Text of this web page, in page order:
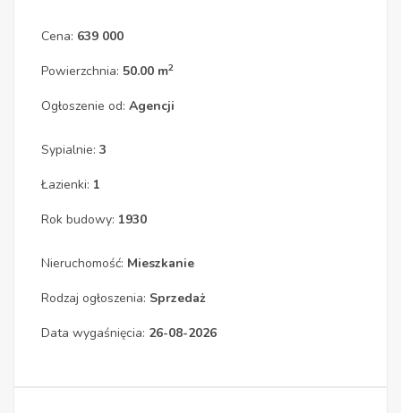
Cena: 639 000
Powierzchnia: 50.00 m2
Ogłoszenie od: Agencji
Sypialnie: 3
Łazienki: 1
Rok budowy: 1930
Nieruchomość: Mieszkanie
Rodzaj ogłoszenia: Sprzedaż
Data wygaśnięcia: 26-08-2026